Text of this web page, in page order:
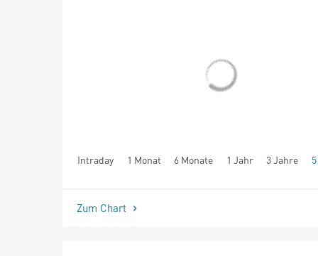
Intraday 1 Monat 6 Monate 1 Jahr 3 Jahre
seit Beginn
Zum Chart